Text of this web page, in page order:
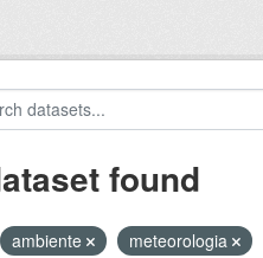
found
ambiente meteorologia